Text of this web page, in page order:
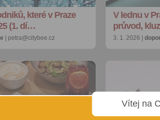
které v Praze
(1. dí…
| petra@citybee.cz
V lednu v
průvod,
3. 1. 2026 |
Vítej na